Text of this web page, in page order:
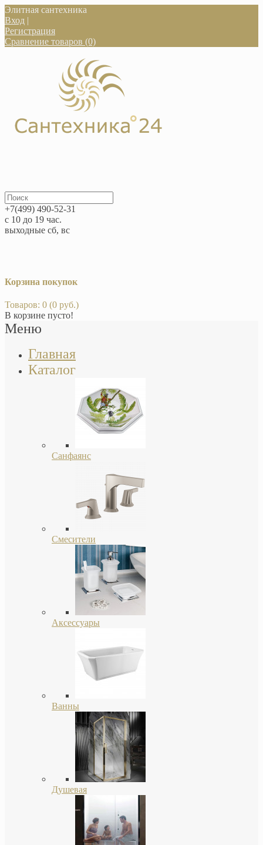
Элитная сантехника
Вход |
Регистрация
Сравнение товаров (0)
+7(499) 490-52-31
с 10 до 19 час.
выходные сб, вс
Корзина покупок
Товаров: 0 (0 руб.)
В корзине пусто!
Меню
Главная
Каталог
Санфаянс
Смесители
Аксессуары
Ванны
Душевая